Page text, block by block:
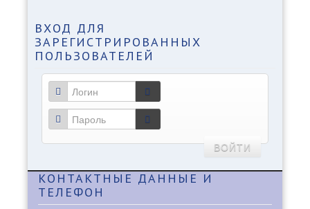
ВХОД ДЛЯ
ЗАРЕГИСТРИРОВАННЫХ
ПОЛЬЗОВАТЕЛЕЙ
ВОЙТИ
КОНТАКТНЫЕ ДАННЫЕ И
ТЕЛЕФОН